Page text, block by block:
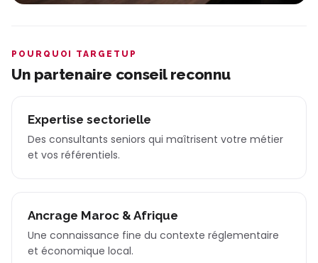
POURQUOI TARGETUP
Un partenaire conseil reconnu
Expertise sectorielle
Des consultants seniors qui maîtrisent votre métier
et vos référentiels.
Ancrage Maroc & Afrique
Une connaissance fine du contexte réglementaire
et économique local.